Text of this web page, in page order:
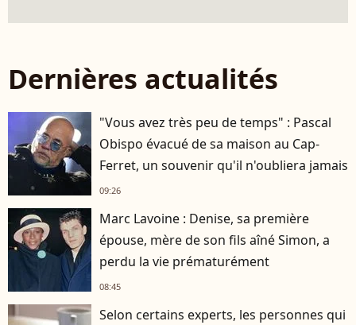
Dernières actualités
"Vous avez très peu de temps" : Pascal
Obispo évacué de sa maison au Cap-
Ferret, un souvenir qu'il n'oubliera jamais
09:26
Marc Lavoine : Denise, sa première
épouse, mère de son fils aîné Simon, a
perdu la vie prématurément
08:45
Selon certains experts, les personnes qui